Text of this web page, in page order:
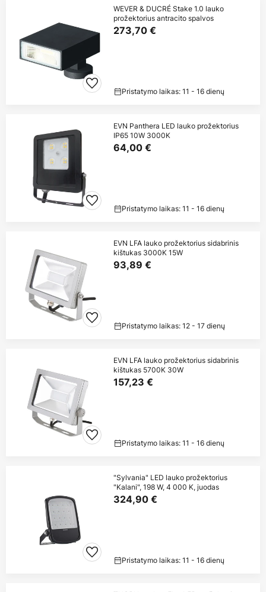
WEVER & DUCRÉ Stake 1.0 lauko
prožektorius antracito spalvos
273,70 €
Pristatymo laikas: 11 - 16 dienų
EVN Panthera LED lauko prožektorius
IP65 10W 3000K
64,00 €
Pristatymo laikas: 11 - 16 dienų
EVN LFA lauko prožektorius sidabrinis
kištukas 3000K 15W
93,89 €
Pristatymo laikas: 12 - 17 dienų
EVN LFA lauko prožektorius sidabrinis
kištukas 5700K 30W
157,23 €
Pristatymo laikas: 11 - 16 dienų
"Sylvania" LED lauko prožektorius
"Kalani", 198 W, 4 000 K, juodas
324,90 €
Pristatymo laikas: 11 - 16 dienų